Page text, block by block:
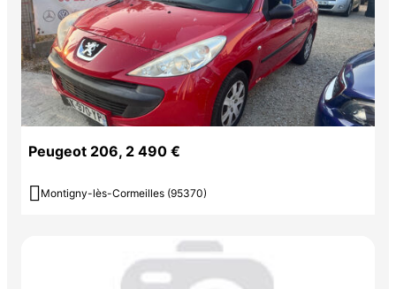
Peugeot 206, 2 490 €
 Montigny-lès-Cormeilles (95370)